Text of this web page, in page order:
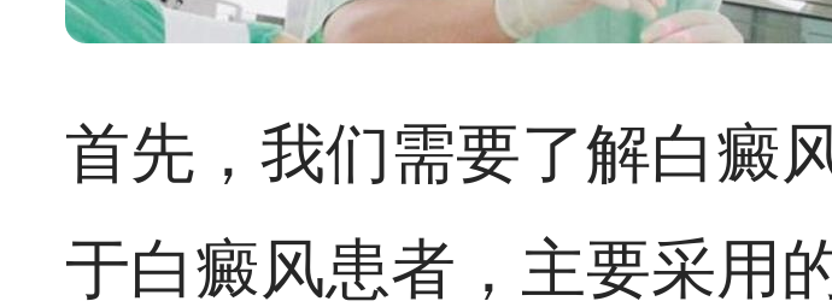
首先，我们需要了解白癜
于白癜风患者，主要采用